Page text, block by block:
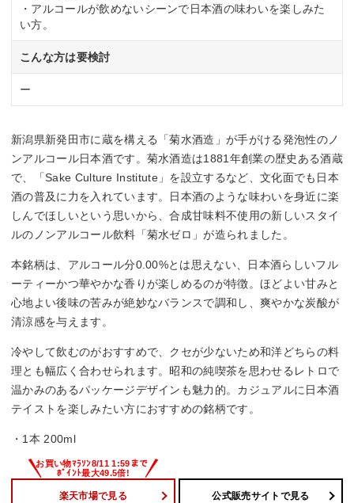
・アルコールが飲めないシーンで日本酒の味わいを楽しみた
い方。
こんな方は要検討
ー
新潟県新発田市に蔵を構える「菊水酒造」が手がける発泡性のノ
ンアルコール日本酒です。菊水酒造は1881年創業の歴史ある酒蔵
で、「Sake Culture Institute」を設立するなど、文化面でも日本
酒の普及に力を入れています。日本酒のような味わいを身近に楽
しんでほしいという思いから、合成甘味料不使用の新しいスタイ
ルのノンアルコール飲料「菊水ゼロ」が造られました。
本銘柄は、アルコール分0.00%とは思えない、日本酒らしいフル
ーティーかつ華やかな香りが楽しめるのが特徴。ほどよい甘みと
心地よい後味の苦みが絶妙なバランスで調和し、爽やかな炭酸が
清涼感を与えます。
冷やして飲むのがおすすめで、クセが少ないため和洋どちらの料
理とも幅広く合わせられます。昭和の純喫茶を思わせるレトロで
温かみのあるパッケージデザインも魅力的。カジュアルに日本酒
テイストを楽しみたい方におすすめの銘柄です。
・1本 200ml
楽天市場で見る 公式販売サイトで見る